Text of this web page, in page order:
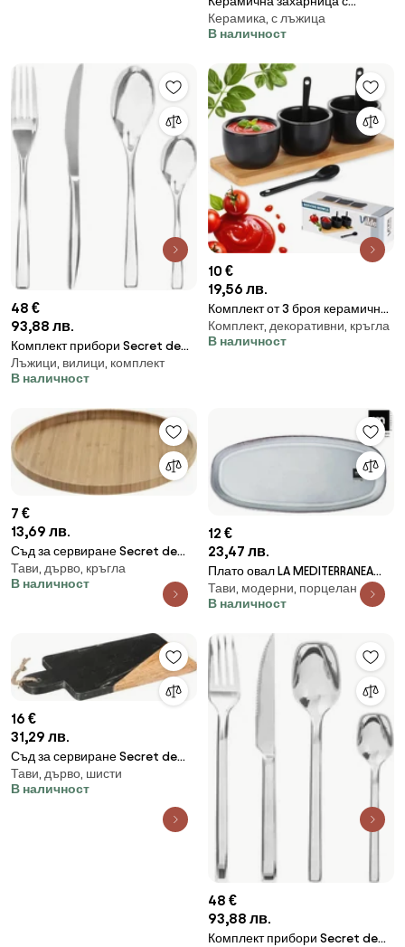
бамбуков капак и лъжичка,
250мл, 10x10x9см, черна
Керамика, с лъжица
В наличност
48 €
93,88 лв.
Комплект прибори Secret de
Gourmet Denali, Инокс, 24
части
Лъжици, вилици, комплект
В наличност
10 €
19,56 лв.
Комплект от 3 броя керамични
купи с лъжици върху бамбуков
поднос, черни
Комплект, декоративни, кръгла
В наличност
7 €
13,69 лв.
Съд за сервиране Secret de
Gourmet, Бамбук, 19.5см
Тави, дърво, кръгла
В наличност
12 €
23,47 лв.
Плато овал LA MEDITERRANEA
Clay, Порцелан - 32х14х2 cm
Тави, модерни, порцелан
В наличност
16 €
31,29 лв.
Съд за сервиране Secret de
Gourmet, Черен мрамор,
30x15см
Тави, дърво, шисти
В наличност
48 €
93,88 лв.
Комплект прибори Secret de